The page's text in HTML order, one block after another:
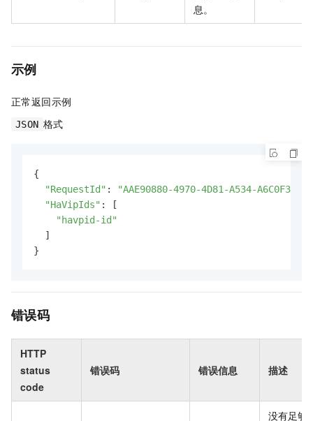
息。
示例
正常返回示例
JSON 格式
{
"RequestId" :
"AAE90880-4970-4D81-A534-
"HaVipIds" : [
"havpid-id"
  ]
}
错误码
HTTP
status
code
错误码 错误信息 描述
没有足够